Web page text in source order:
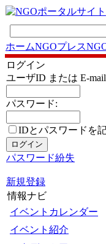
ホームNGOプレス
ログイン
ユーザID または E-
パスワード:
IDとパスワードを
パスワード紛失
新規登録
情報ナビ
イベントカレンダー
イベント紹介